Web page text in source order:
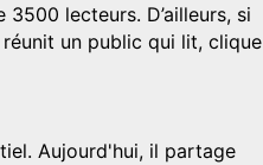
lecteurs. D’ailleurs, si
un public qui lit, clique
Aujourd'hui, il partage